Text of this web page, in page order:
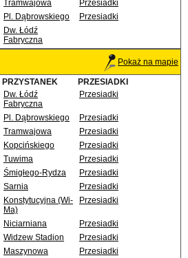
Tramwajowa
Przesiadki
Pl. Dąbrowskiego
Przesiadki
Dw. Łódź
Fabryczna
Pokaż na mapie
PRZYSTANEK
PRZESIADKI
Dw. Łódź
Fabryczna
Przesiadki
Pl. Dąbrowskiego
Przesiadki
Tramwajowa
Przesiadki
Kopcińskiego
Przesiadki
Tuwima
Przesiadki
Śmigłego-Rydza
Przesiadki
Sarnia
Przesiadki
Konstytucyjna (Wi-
Ma)
Przesiadki
Niciarniana
Przesiadki
Widzew Stadion
Przesiadki
Maszynowa
Przesiadki